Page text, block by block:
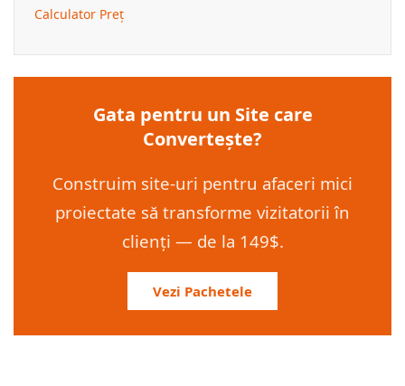
Calculator Preț
Gata pentru un Site care
Convertește?
Construim site-uri pentru afaceri mici
proiectate să transforme vizitatorii în
clienți — de la 149$.
Vezi Pachetele